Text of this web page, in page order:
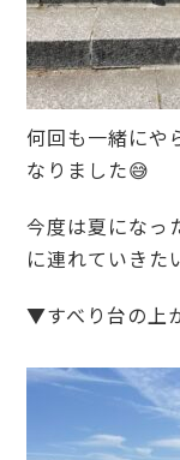
何回も一緒にや
なりました😅
今度は夏になっ
に連れていきた
▼すべり台の上